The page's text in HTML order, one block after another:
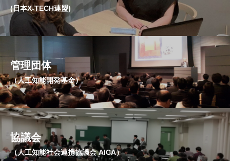
(日本X-TECH連盟)
管理団体
（人工知能開発基金）
協議会
（人工知能社会連携協議会 AICA）